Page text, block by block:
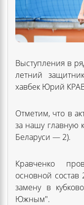
Выступления в
летний
хавбек Юрий
Отметим, что в
за нашу главную
Беларуси — 2).
Кравченко
основной
замену в
Южным".